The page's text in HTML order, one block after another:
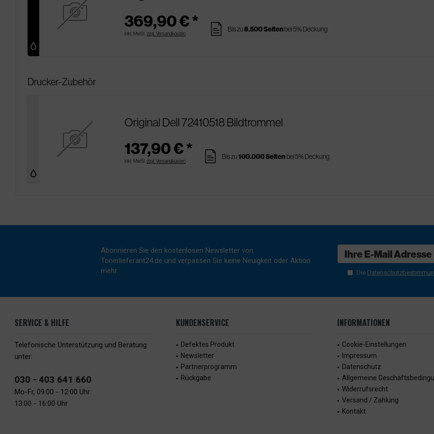
369,90 € *
inkl. MwSt. zzgl. Versandkosten pages Bis zu8.500 Seitenbei 5% Deckung
Drucker-Zubehör
Original Dell 72410518 Bildtrommel
137,90 € *
inkl. MwSt. zzgl. Versandkosten pages Bis zu100.000 Seitenbei 5% Deckung
Abonnieren Sie den kostenlosen Newsletter von
Tonerlieferant24.de und verpassen Sie keine Neuigkeit oder Aktion
mehr.
Die
SERVICE & HILFE
Telefonische Unterstützung und Beratung
unter:
030 - 403 641 660
Mo-Fr, 09:00 - 12:00 Uhr
13:00 - 16:00 Uhr
KUNDENSERVICE
Defektes Produkt
Newsletter
Partnerprogramm
Rückgabe
INFORMATIONEN
Cookie-Einstellungen
Impressum
Datenschutz
Allgemeine
Widerrufsrecht
Versand / Zahlung
Kontakt